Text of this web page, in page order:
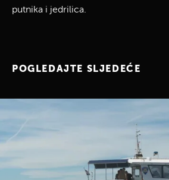
putnika i jedrilica.
POGLEDAJTE SLJEDEĆE